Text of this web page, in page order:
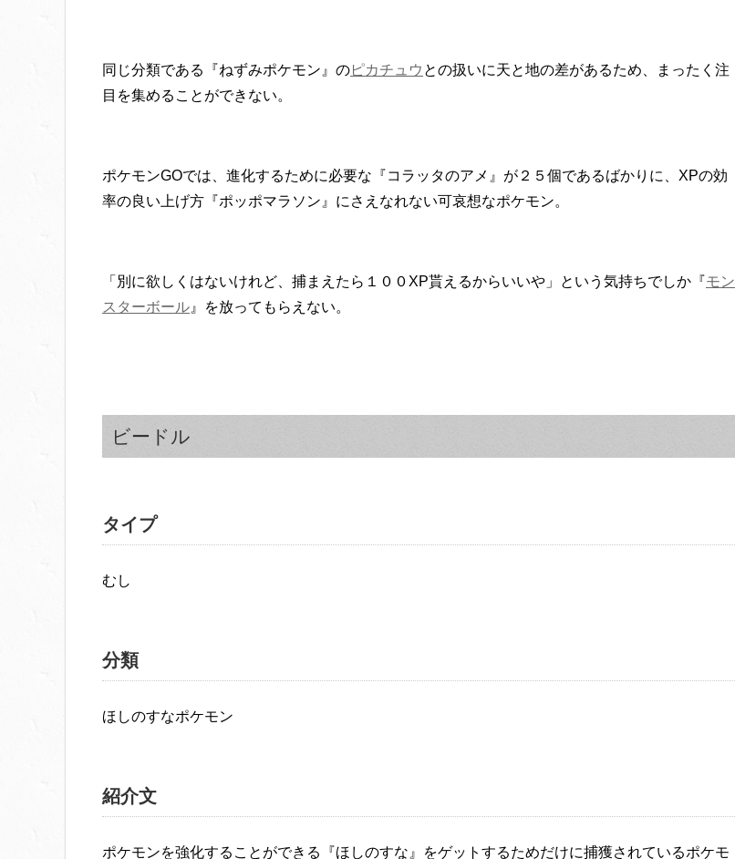
同じ分類である『ねずみポケモン』のピカチュウ との扱いに天と地の差があるため、まったく注
目を集めることができない。
ポケモンGOでは、進化するために必要な『コラッタのアメ』が２５個であるばかりに、XPの効
率の良い上げ方『ポッポマラソン』にさえなれない可哀想なポケモン。
「別に欲しくはないけれど、捕まえたら１００XP貰えるからいいや」という気持ちでしか『モン
スターボール 』を放ってもらえない。
ビードル
タイプ
むし
分類
ほしのすなポケモン
紹介文
ポケモンを強化することができる『ほしのすな』をゲットするためだけに捕獲されているポケモ